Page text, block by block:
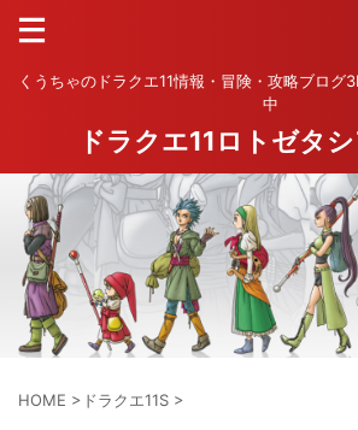
くうちゃのドラクエ11情報・冒険・攻略ブログ
中
ドラクエ11ロトゼタ
HOME > ドラクエ11S >